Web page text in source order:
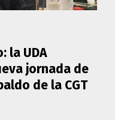
la UDA
jornada de
de la CGT